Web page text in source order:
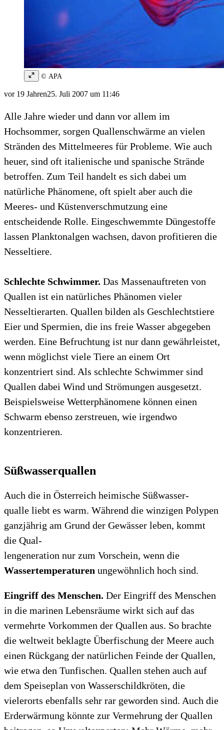
© APA
vor 19 Jahren25. Juli 2007 um 11:46
Alle Jahre wieder und dann vor allem im
Hochsommer, sorgen Quallenschwärme an vielen
Stränden des Mittelmeeres für Probleme. Wie auch
heuer, sind oft italienische und spanische Strände
betroffen. Zum Teil handelt es sich dabei um
natürliche Phänomene, oft spielt aber auch die
Meeres- und Küstenverschmutzung eine
entscheidende Rolle. Eingeschwemmte Düngestoffe
lassen Planktonalgen wachsen, davon profitieren die
Nesseltiere.
Schlechte Schwimmer. Das Massenauftreten von
Quallen ist ein natürliches Phänomen vieler
Nesseltierarten. Quallen bilden als Geschlechtstiere
Eier und Spermien, die ins freie Wasser abgegeben
werden. Eine Befruchtung ist nur dann gewährleistet,
wenn möglichst viele Tiere an einem Ort
konzentriert sind. Als schlechte Schwimmer sind
Quallen dabei Wind und Strömungen ausgesetzt.
Beispielsweise Wetterphänomene können einen
Schwarm ebenso zerstreuen, wie irgendwo
konzentrieren.
Süßwasserquallen
Auch die in Österreich heimische Süßwasser-
qualle liebt es warm. Während die winzigen Polypen
ganzjährig am Grund der Gewässer leben, kommt
die Qual-
lengeneration nur zum Vorschein, wenn die
Wassertemperaturen ungewöhnlich hoch sind.
Eingriff des Menschen. Der Eingriff des Menschen
in die marinen Lebensräume wirkt sich auf das
vermehrte Vorkommen der Quallen aus. So brachte
die weltweit beklagte Überfischung der Meere auch
einen Rückgang der natürlichen Feinde der Quallen,
wie etwa den Tunfischen. Quallen stehen auch auf
dem Speiseplan von Wasserschildkröten, die
vielerorts ebenfalls sehr rar geworden sind. Auch die
Erderwärmung könnte zur Vermehrung der Quallen